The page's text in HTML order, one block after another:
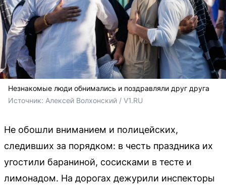
Незнакомые люди обнимались и поздравляли друг друга
Источник: Алексей Волхонский / V1.RU
Не обошли вниманием и полицейских,
следивших за порядком: в честь праздника их
угостили бараниной, сосисками в тесте и
лимонадом. На дорогах дежурили инспекторы